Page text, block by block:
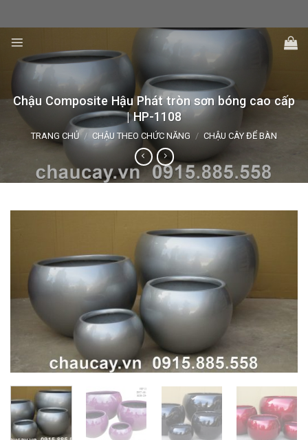
Chậu Composite Hậu Phát tròn sơn bóng cao cấp
| HP-1108
TRANG CHỦ / CHẬU THEO CHỨC NĂNG / CHẬU CÂY ĐỂ BÀN